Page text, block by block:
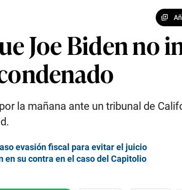
Joe Biden no
la mañana ante un tribunal de
evasión fiscal para evitar el juicio
en su contra en el caso del Capitolio